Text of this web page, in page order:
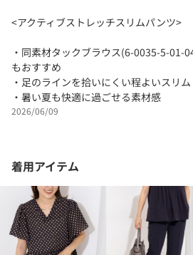
<アクティブストレッチスリムパンツ>
・同素材タックブラウス(6-0035-5-01-
もおすすめ
・足のラインを拾いにくい程よいスリム
・暑い夏も快適に過ごせる素材感
2026/06/09
着用アイテム